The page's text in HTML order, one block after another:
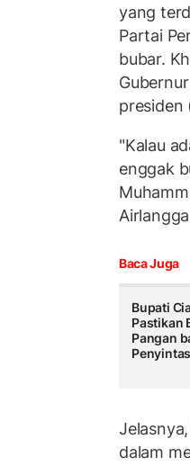
yang
Partai
bubar.
presiden
"Kalau
enggak
Baca Juga
Bupati
Pastikan
Pangan
dalam